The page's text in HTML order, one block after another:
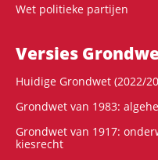
Wet politieke partijen
Versies
Huidige Grondwet (2022/
Grondwet van 1983:
Grondwet van 1917:
kiesrecht